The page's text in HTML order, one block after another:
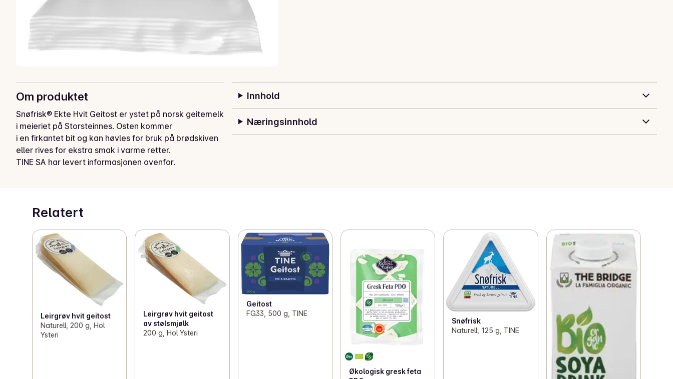
Om produktet
Snøfrisk® Ekte Hvit Geitost er ystet på norsk geitemelk
i meieriet på Storsteinnes. Osten kommer
i en firkantet bit og kan høvles for bruk på brødskiven
eller rives for ekstra smak i varme retter.
TINE SA har levert informasjonen ovenfor.
Innhold
Næringsinnhold
Relatert
Leirgrøv hvit geitost
Naturell, 200 g, Hol
Ysteri
Leirgrøv hvit geitost
av stølsmjølk
200 g, Hol Ysteri
Geitost
FG33, 500 g, TINE
Økologisk gresk feta
Snøfrisk
Naturell, 125 g, TINE